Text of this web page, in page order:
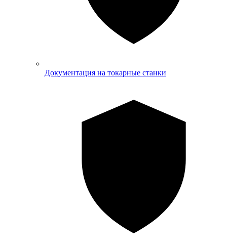
Документация на токарные станки